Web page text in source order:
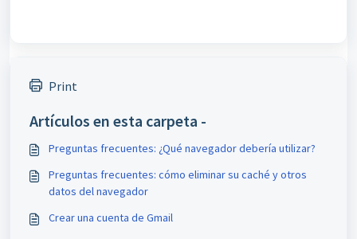
Print
Artículos en esta carpeta -
Preguntas frecuentes: ¿Qué navegador debería utilizar?
Preguntas frecuentes: cómo eliminar su caché y otros
datos del navegador
Crear una cuenta de Gmail